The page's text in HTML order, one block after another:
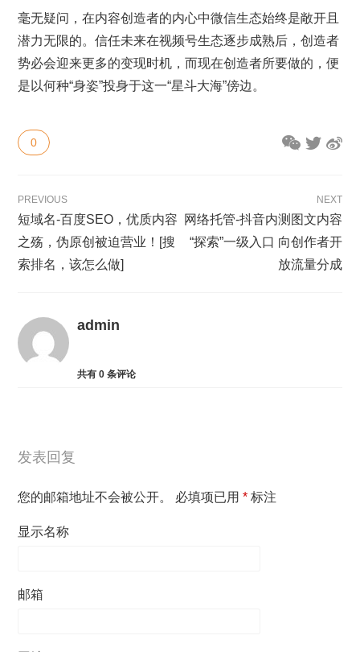
毫无疑问，在内容创造者的内心中微信生态始终是敞开且
潜力无限的。信任未来在视频号生态逐步成熟后，创造者
势必会迎来更多的变现时机，而现在创造者所要做的，便
是以何种“身姿”投身于这一“星斗大海”傍边。
0
PREVIOUS
短域名-百度SEO，优质内容
之殇，伪原创被迫营业！[搜
索排名，该怎么做]
NEXT
网络托管-抖音内测图文内容
“探索”一级入口 向创作者开
放流量分成
admin
共有0 条评论
发表回复
您的邮箱地址不会被公开。 必填项已用* 标注
显示名称
邮箱